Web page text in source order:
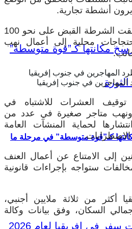
كـ”قوة متوسطة” في مرحلة ما
أنشطة تجارية.
وفي مدينة بلومفونتين، ألقت الشرطة القبض على نحو 100
محلية إلى أعمال نهب
في جنوب إفريقيا
العشرات للاشتباه في
متاجر صغيرة في عدد من
لحماية المنشآت العامة
الاضطرابات.
إلى الامتناع عن أعمال العنف
ستواجه بإجراءات قانونية
أكثر من ثلاثة ملايين أجنبي،
من إجمالي السكان، وفق بيانات وكالة